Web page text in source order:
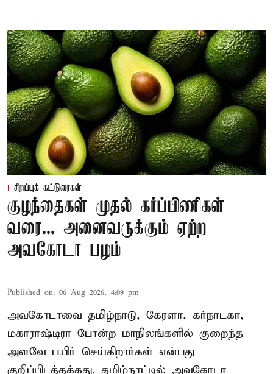
சிறப்புக் கட்டுரைகள்
குழந்தைகள் முதல் கர்ப்பிணிகள்
வரை... அனைவருக்கும் ஏற்ற
அவகோடா பழம்
Published on: 06 Aug 2026, 4:09 pm
அவகோடாவை தமிழ்நாடு, கேரளா, கர்நாடகா,
மகாராஷ்டிரா போன்ற மாநிலங்களில் குறைந்த
அளவே பயிர் செய்கிறார்கள் என்பது
குறிப்பிடத்தக்கது. தமிழ்நாட்டில் அவகோடா